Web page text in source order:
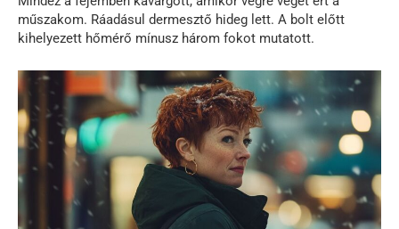
műszakom. Ráadásul dermesztő hideg lett. A bolt előtt
kihelyezett hőmérő mínusz három fokot mutatott.